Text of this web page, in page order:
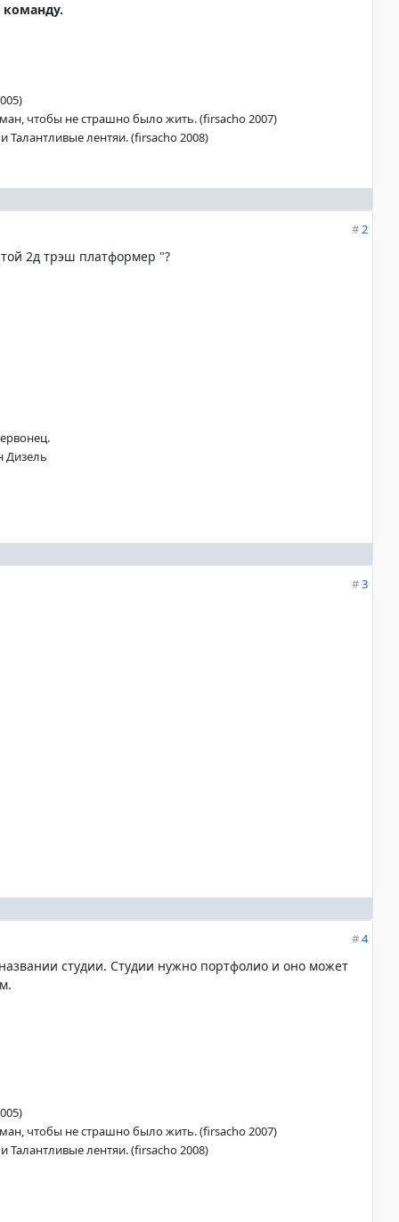
чтобы не страшно было жить. (firsacho 2007)
лентяи. (firsacho 2008)
#2
2д трэш платформер "?
Дизель
#3
#4
студии. Студии нужно портфолио и оно может
чтобы не страшно было жить. (firsacho 2007)
лентяи. (firsacho 2008)